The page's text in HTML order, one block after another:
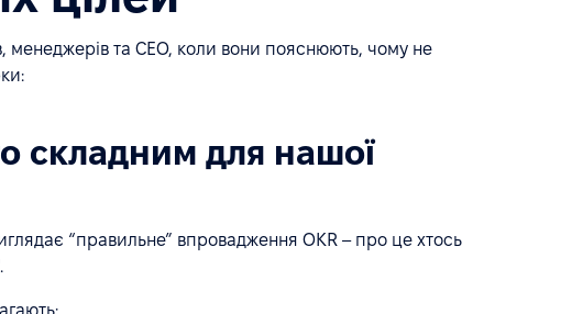
менеджерів та CEO, коли вони пояснюють, чому не
складним для нашої
“правильне” впровадження OKR – про це хтось